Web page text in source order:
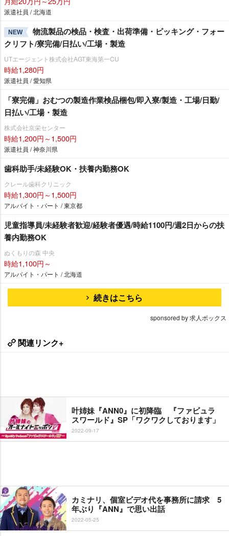
派遣社員 / 北海道
NEW
物流製品の検品・検査・出荷準備・ピッキング・フォー
クリフト/寮完備/日払い/工場・製造
UTエージェント株式会社AGT東海第一CU
時給1,280円
派遣社員 / 愛知県
「寮完備」おむつの製造作業検品梱包/即入寮/製造・工場/日勤/
日払い/工場・製造
株式会社京栄センター
時給1,200円～1,500円
派遣社員 / 神奈川県
歯科助手/未経験OK・扶養内勤務OK
クレール歯科クリニック
時給1,300円～1,500円
アルバイト・パート / 東京都
児童指導員/未経験者歓迎/経験者優遇/時給1100円/週2日からの扶
養内勤務OK
ぬくもりの森 中央
時給1,100円～
アルバイト・パート / 北海道
続きはこちら
sponsored by 求人ボックス
関連リンク+
叶姉妹『ANN0』に初降臨 『ファビュラ
スワールド』SP「ワクワクしております」
2022-09-17
カミナリ、個室ビデオ代を事務所に請求 5
年ぶり『ANN』で思い出話
2022-05-25